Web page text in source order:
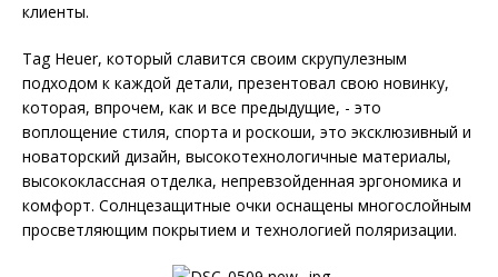
клиенты.
Tag Heuer, который славится своим скрупулезным
подходом к каждой детали, презентовал свою новинку,
которая, впрочем, как и все предыдущие, - это
воплощение стиля, спорта и роскоши, это эксклюзивный и
новаторский дизайн, высокотехнологичные материалы,
высококлассная отделка, непревзойденная эргономика и
комфорт. Солнцезащитные очки оснащены многослойным
просветляющим покрытием и технологией поляризации.